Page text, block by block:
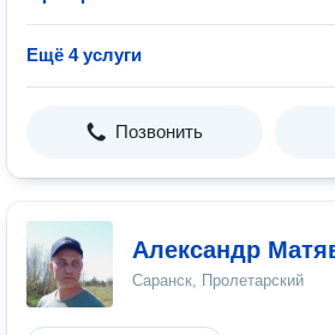
Ещё 4 услуги
Позвонить
Александр
Саранск, Пролетарский